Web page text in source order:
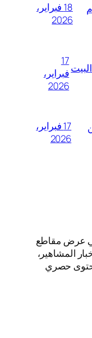
18 فبراير،
2026
17
فبراير،
2026
17 فبراير،
2026
عرض مقاطع
المشاهير،
حصري